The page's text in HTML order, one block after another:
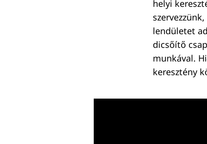
helyi
lendületet
dicsőítő
munkával.
keresztény